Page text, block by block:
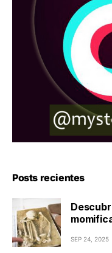
Posts recientes
SEP 24, 2025